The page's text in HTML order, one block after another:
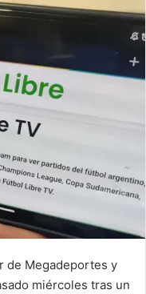
de Megadeportes y
miércoles tras un